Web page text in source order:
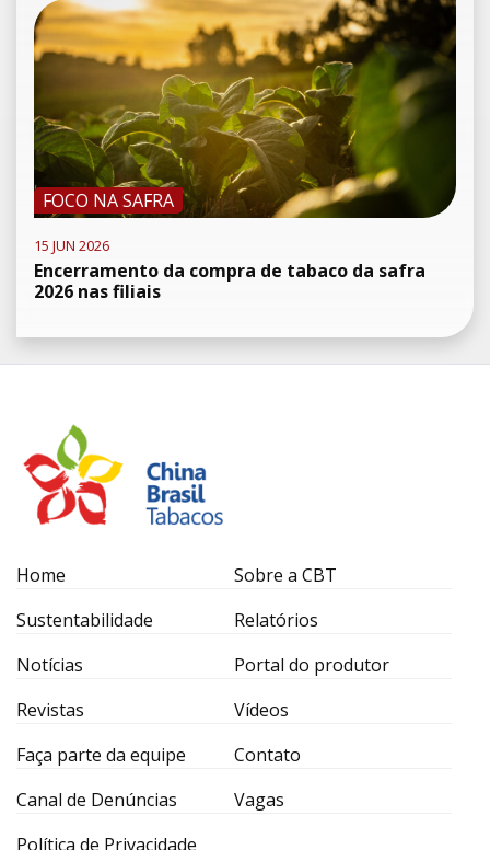
FOCO NA SAFRA
15 JUN 2026
Encerramento da compra de tabaco da safra
2026 nas filiais
Home
Sobre a CBT
Sustentabilidade
Relatórios
Notícias
Portal do produtor
Revistas
Vídeos
Faça parte da equipe
Contato
Canal de Denúncias
Vagas
Política de Privacidade